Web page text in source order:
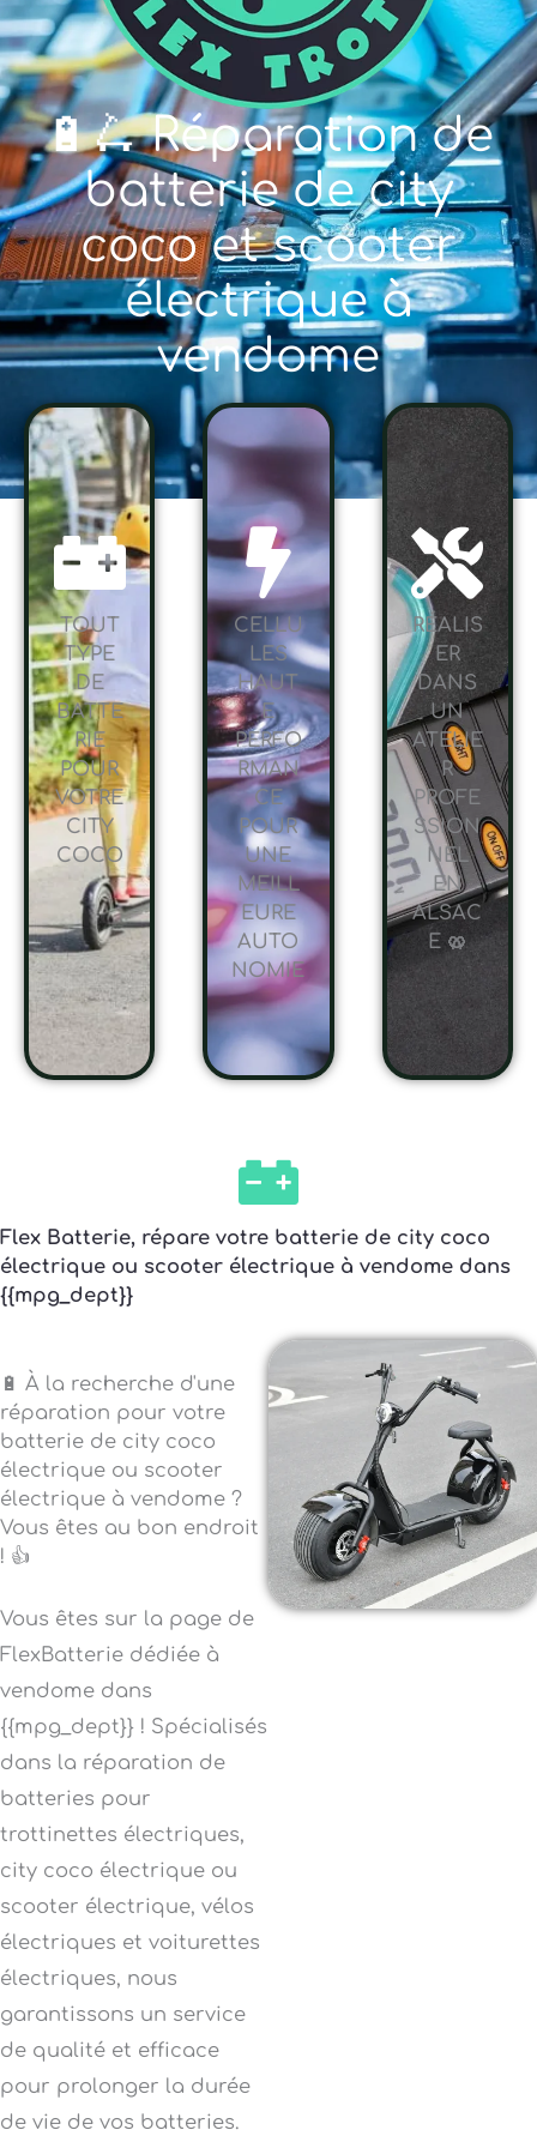
🔋🛴 Réparation de
batterie de city
coco et scooter
électrique à
vendome
TOUT
TYPE
DE
BATTE
RIE
POUR
VOTRE
CITY
COCO
CELLU
LES
HAUT
E
PERFO
RMAN
CE
POUR
UNE
MEILL
EURE
AUTO
NOMIE
RÉALIS
ER
DANS
UN
ATELIE
R
PROFE
SSION
NEL
EN
ALSAC
E 🥨
Flex Batterie, répare votre batterie de city coco
électrique ou scooter électrique à vendome dans
{{mpg_dept}}
🔋 À la recherche d'une
réparation pour votre
batterie de city coco
électrique ou scooter
électrique à vendome ?
Vous êtes au bon endroit
! 👍
Vous êtes sur la page de
FlexBatterie dédiée à
vendome dans
{{mpg_dept}} ! Spécialisés
dans la réparation de
batteries pour
trottinettes électriques,
city coco électrique ou
scooter électrique, vélos
électriques et voiturettes
électriques, nous
garantissons un service
de qualité et efficace
pour prolonger la durée
de vie de vos batteries.